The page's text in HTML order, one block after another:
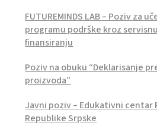
FUTUREMINDS LAB – Poziv za
programu podrške kroz
finansiranju
Poziv na obuku “Deklarisanje
proizvoda”
Javni poziv – Edukativni centar
Republike Srpske